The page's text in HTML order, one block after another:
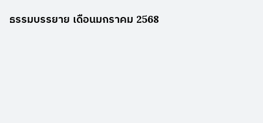
ธรรมบรรยาย เดือนมกราคม 2568